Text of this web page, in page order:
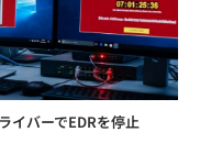
イバーでEDRを停止